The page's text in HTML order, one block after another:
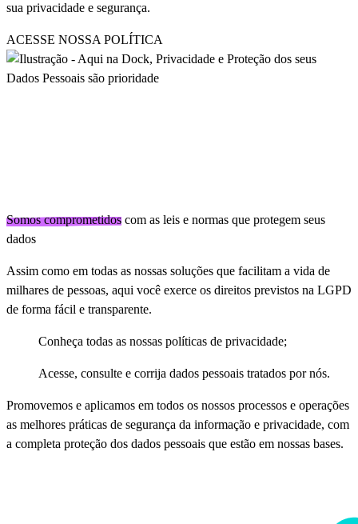
sua privacidade e segurança.
ACESSE NOSSA POLÍTICA
Somos comprometidos com as leis e normas que protegem seus
dados
Assim como em todas as nossas soluções que facilitam a vida de
milhares de pessoas, aqui você exerce os direitos previstos na LGPD
de forma fácil e transparente.
Conheça todas as nossas políticas de privacidade;
Acesse, consulte e corrija dados pessoais tratados por nós.
Promovemos e aplicamos em todos os nossos processos e operações
as melhores práticas de segurança da informação e privacidade, com
a completa proteção dos dados pessoais que estão em nossas bases.